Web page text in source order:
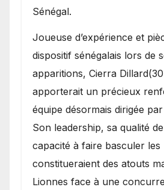
Sénégal.
Joueuse d’expérience et
dispositif sénégalais lors de
apparitions, Cierra
apporterait un précieux
équipe désormais dirigée
Son leadership, sa qualité
capacité à faire basculer
constitueraient des atouts
Lionnes face à une